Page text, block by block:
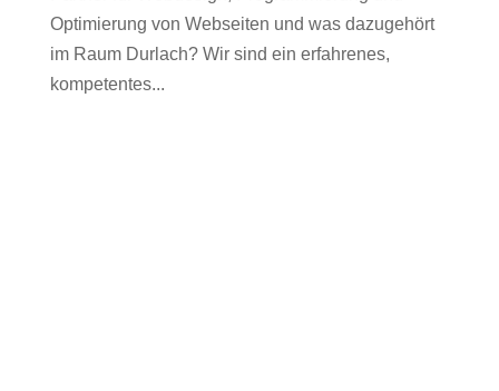
Optimierung von Webseiten und was dazugehört
im Raum Durlach? Wir sind ein erfahrenes,
kompetentes...